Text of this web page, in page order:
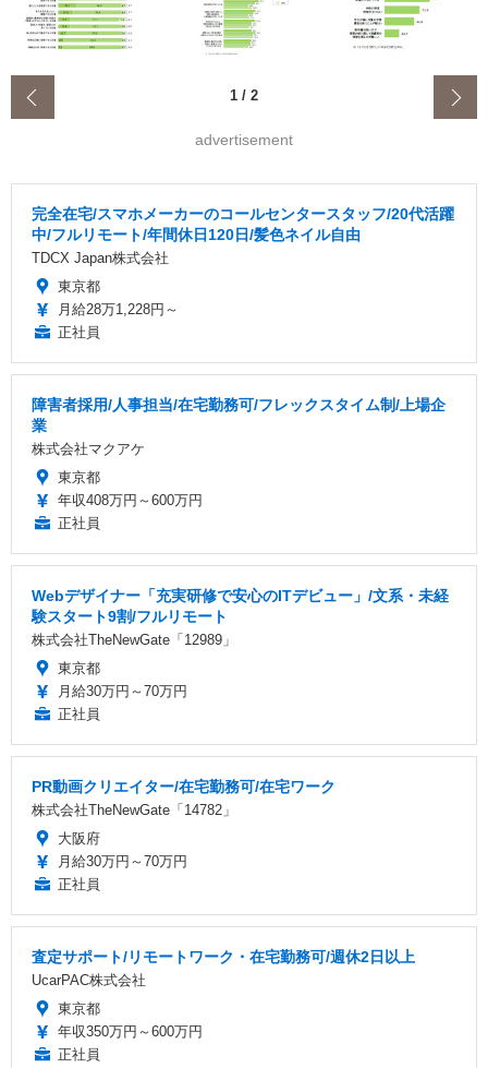
1 / 2
advertisement
完全在宅/スマホメーカーのコールセンタースタッフ/20代活躍
中/フルリモート/年間休日120日/髪色ネイル自由
TDCX Japan株式会社
東京都
月給28万1,228円～
正社員
障害者採用/人事担当/在宅勤務可/フレックスタイム制/上場企
業
株式会社マクアケ
東京都
年収408万円～600万円
正社員
Webデザイナー「充実研修で安心のITデビュー」/文系・未経
験スタート9割/フルリモート
株式会社TheNewGate「12989」
東京都
月給30万円～70万円
正社員
PR動画クリエイター/在宅勤務可/在宅ワーク
株式会社TheNewGate「14782」
大阪府
月給30万円～70万円
正社員
査定サポート/リモートワーク・在宅勤務可/週休2日以上
UcarPAC株式会社
東京都
年収350万円～600万円
正社員